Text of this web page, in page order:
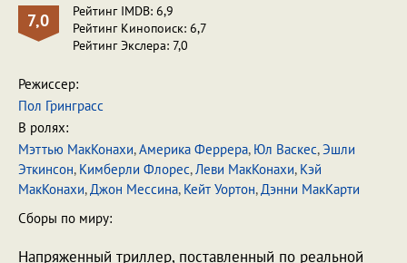
7,0
Рейтинг IMDB: 6,9
Рейтинг Кинопоиск: 6,7
Рейтинг Экслера: 7,0
Режиссер:
Пол Гринграсс
В ролях:
Мэттью МакКонахи,Америка Феррера, Юл Васкес,Эшли
Эткинсон, Кимберли Флорес,Леви МакКонахи, Кэй
МакКонахи,Джон Мессина, Кейт Уортон,Дэнни МакКарти
Сборы по миру:
Напряженный триллер, поставленный по реальной